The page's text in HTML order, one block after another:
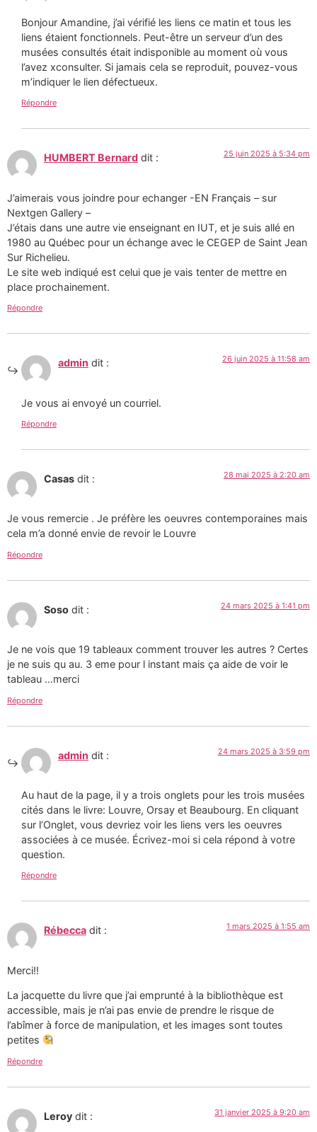
Bonjour Amandine, j’ai vérifié les liens ce matin et tous les
liens étaient fonctionnels. Peut-être un serveur d’un des
musées consultés était indisponible au moment où vous
l’avez xconsulter. Si jamais cela se reproduit, pouvez-vous
m’indiquer le lien défectueux.
Répondre
HUMBERT Bernard dit : 25 juin 2025 à 5:34 pm
J’aimerais vous joindre pour echanger -EN Français – sur
Nextgen Gallery –
J’étais dans une autre vie enseignant en IUT, et je suis allé en
1980 au Québec pour un échange avec le CEGEP de Saint Jean
Sur Richelieu.
Le site web indiqué est celui que je vais tenter de mettre en
place prochainement.
Répondre
admin dit : 26 juin 2025 à 11:58 am
Je vous ai envoyé un courriel.
Répondre
Casas dit : 28 mai 2025 à 2:20 am
Je vous remercie . Je préfère les oeuvres contemporaines mais
cela m’a donné envie de revoir le Louvre
Répondre
Soso dit : 24 mars 2025 à 1:41 pm
Je ne vois que 19 tableaux comment trouver les autres ? Certes
je ne suis qu au. 3 eme pour l instant mais ça aide de voir le
tableau …merci
Répondre
admin dit : 24 mars 2025 à 3:59 pm
Au haut de la page, il y a trois onglets pour les trois musées
cités dans le livre: Louvre, Orsay et Beaubourg. En cliquant
sur l’Onglet, vous devriez voir les liens vers les oeuvres
associées à ce musée. Écrivez-moi si cela répond à votre
question.
Répondre
Rébecca dit : 1 mars 2025 à 1:55 am
Merci!!
La jacquette du livre que j’ai emprunté à la bibliothèque est
accessible, mais je n’ai pas envie de prendre le risque de
l’abîmer à force de manipulation, et les images sont toutes
petites
Répondre
Leroy dit : 31 janvier 2025 à 9:20 am